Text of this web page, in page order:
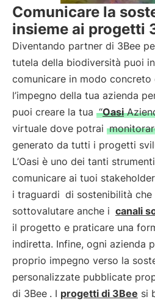
Comunicare la
insieme ai progetti
Diventando partner di 3Bee
tutela della biodiversità puoi
comunicare in modo concreto
l’impegno della tua azienda
puoi creare la tua “Oasi
virtuale dove potrai
generato da tutti i progetti
L’Oasi è uno dei tanti
comunicare ai tuoi
i traguardi di sostenibilità
sottovalutare anche i canali
il progetto e praticare una
indiretta. Infine, ogni azienda
proprio impegno verso la
personalizzate pubblicate
di 3Bee . I progetti di 3Bee si